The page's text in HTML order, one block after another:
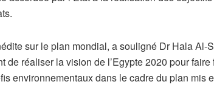
sur le plan mondial, a souligné Dr Hala Al-
de réaliser la vision de l’Egypte 2020 pour
environnementaux dans le cadre du plan mis